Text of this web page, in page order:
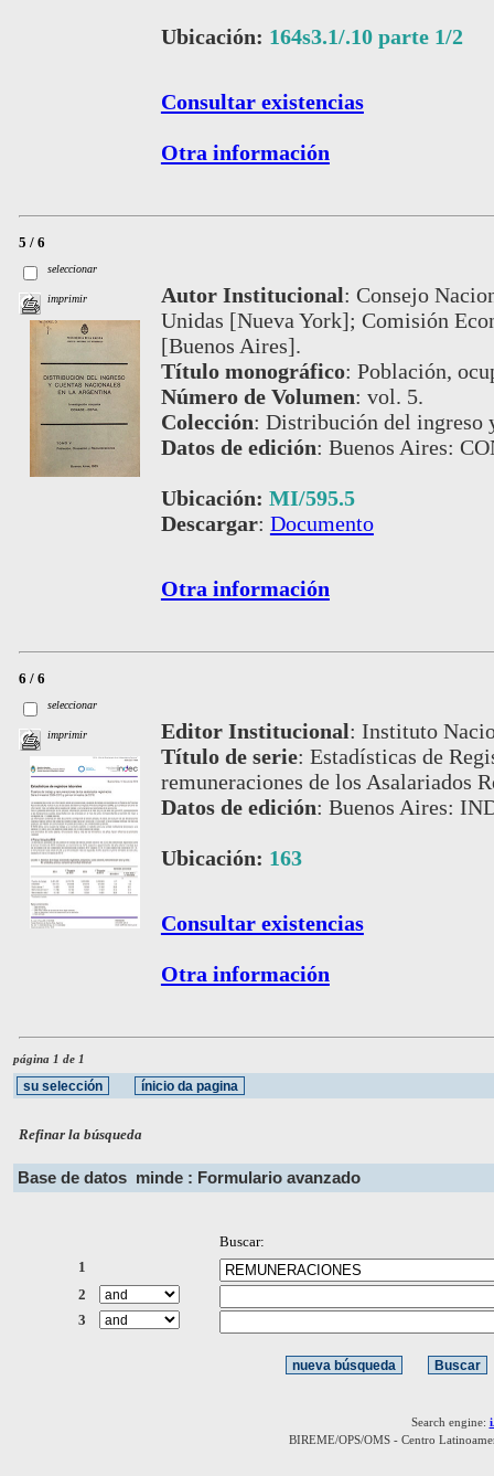
Ubicación: 164s3.1/.10 parte 1/2
Consultar existencias
Otra información
5 / 6
seleccionar
imprimir Autor Institucional: Consejo
Unidas [Nueva York]; Comisión
[Buenos Aires].
Título monográfico: Población,
Número de Volumen: vol. 5.
Colección: Distribución del ingreso
Datos de edición: Buenos Aires:
Ubicación: MI/595.5
Descargar: Documento
Otra información
6 / 6
seleccionar
imprimir Editor Institucional: Instituto
Título de serie: Estadísticas de
remuneraciones de los Asalariados
Datos de edición: Buenos Aires:
Ubicación: 163
Consultar existencias
Otra información
página 1 de 1
Refinar la búsqueda
Base de datos minde : Formulario avanzado
Buscar:
1
2
3
Search engine:
BIREME/OPS/OMS - Centro